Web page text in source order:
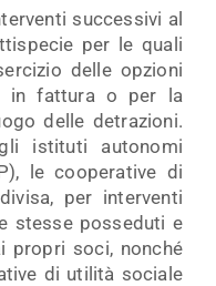
successivi al
per le quali
delle opzioni
in fattura o per la
delle detrazioni.
istituti autonomi
le cooperative di
per interventi
stesse posseduti e
propri soci, nonché
di utilità sociale